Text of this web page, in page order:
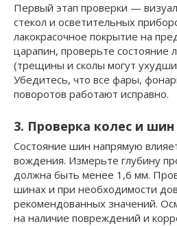
Первый этап проверки —
стекол и осветительных
лакокрасочное покрытие на
царапин, проверьте состояние
(трещины и сколы могут
Убедитесь, что все фары,
поворотов работают исправно.
3. Проверка колес и шин
Состояние шин напрямую
вождения. Измерьте глубину
должна быть менее 1,6 мм.
шинах и при необходимости
рекомендованных значений.
на наличие повреждений и